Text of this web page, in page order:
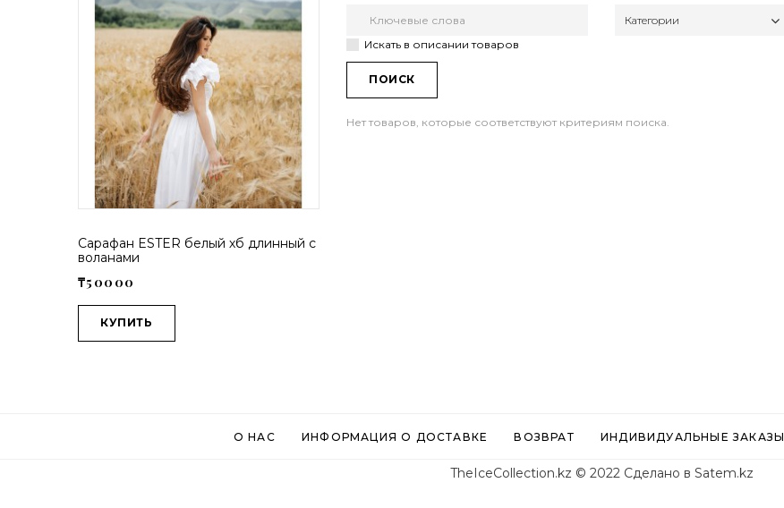
Сарафан ESTER белый хб длинный с
воланами
₸50000
КУПИТЬ
Категории
Искать в описании товаров
Нет товаров, которые соответствуют критериям поиска.
O НАС ИНФОРМАЦИЯ О ДОСТАВКЕ ВОЗВРАТ ИНДИВИДУАЛЬНЫЕ ЗАКАЗЫ
TheIceCollection.kz © 2022 Сделано в Satem.kz